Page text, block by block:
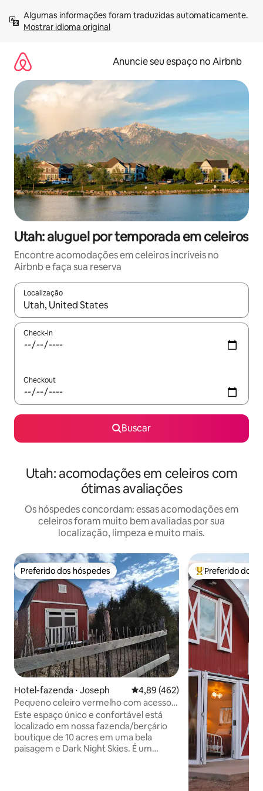
para
Mostrar idioma original
Anuncie seu espaço no Airbnb
Utah: aluguel por temporada em celeiros
Encontre acomodações em celeiros incríveis no
Airbnb e faça sua reserva
Localização
Quando os resultados estiverem disponíveis, explore-os
Check-in
Checkout
Buscar
Utah: acomodações em celeiros com
ótimas avaliações
Os hóspedes concordam: essas acomodações em
celeiros foram muito bem avaliadas por sua
localização, limpeza e muito mais.
Preferido dos hóspedes
Preferido dos hóspedes
Hotel-fazenda ⋅ Joseph 4,89 de uma avaliação média de
4,89 (462)
Pequeno celeiro vermelho com acesso à
sauna
Este espaço único e confortável está
localizado em nossa fazenda/berçário
boutique de 10 acres em uma bela
paisagem e Dark Night Skies. É um
Entre os
Preferido dos